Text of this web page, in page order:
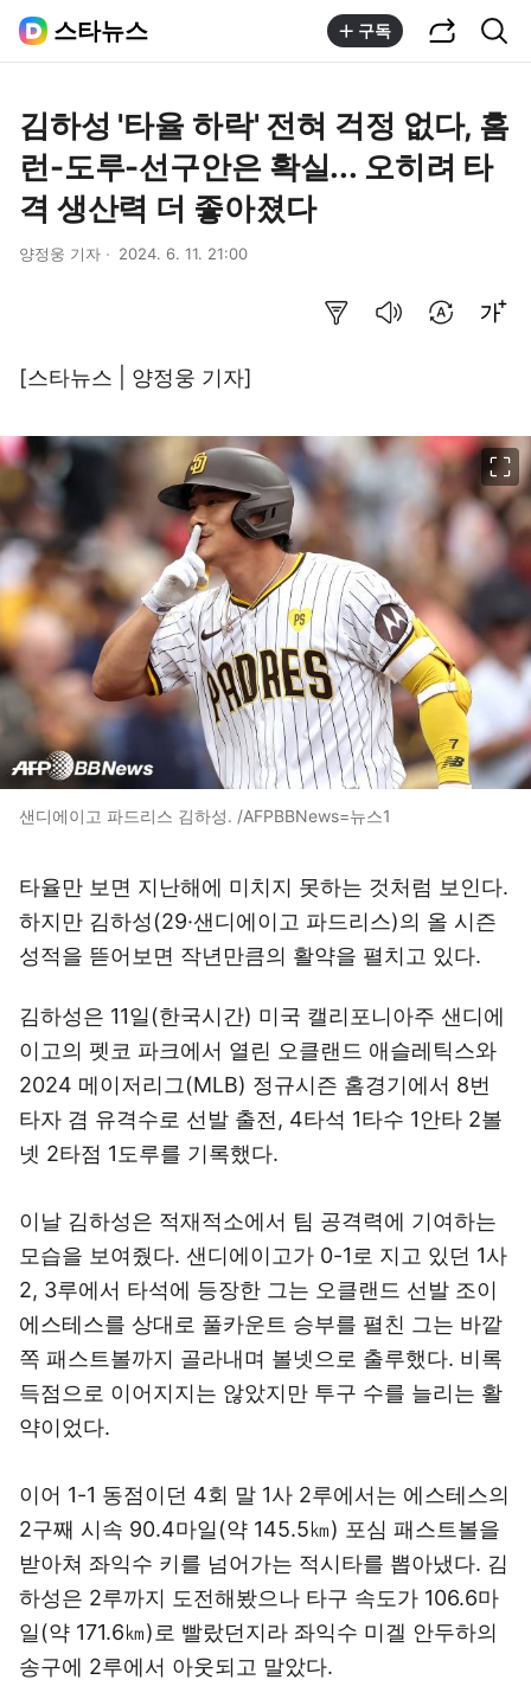
스타뉴스 구독
김하성 '타율 하락' 전혀 걱정 없다, 홈
런-도루-선구안은 확실... 오히려 타
격 생산력 더 좋아졌다
양정웅 기자 2024. 6. 11. 21:00
[스타뉴스 | 양정웅 기자]
샌디에이고 파드리스 김하성. /AFPBBNews=뉴스1
타율만 보면 지난해에 미치지 못하는 것처럼 보인다.
하지만 김하성(29·샌디에이고 파드리스)의 올 시즌
성적을 뜯어보면 작년만큼의 활약을 펼치고 있다.
김하성은 11일(한국시간) 미국 캘리포니아주 샌디에
이고의 펫코 파크에서 열린 오클랜드 애슬레틱스와
2024 메이저리그(MLB) 정규시즌 홈경기에서 8번
타자 겸 유격수로 선발 출전, 4타석 1타수 1안타 2볼
넷 2타점 1도루를 기록했다.
이날 김하성은 적재적소에서 팀 공격력에 기여하는
모습을 보여줬다. 샌디에이고가 0-1로 지고 있던 1사
2, 3루에서 타석에 등장한 그는 오클랜드 선발 조이
에스테스를 상대로 풀카운트 승부를 펼친 그는 바깥
쪽 패스트볼까지 골라내며 볼넷으로 출루했다. 비록
득점으로 이어지지는 않았지만 투구 수를 늘리는 활
약이었다.
이어 1-1 동점이던 4회 말 1사 2루에서는 에스테스의
2구째 시속 90.4마일(약 145.5㎞) 포심 패스트볼을
받아쳐 좌익수 키를 넘어가는 적시타를 뽑아냈다. 김
하성은 2루까지 도전해봤으나 타구 속도가 106.6마
일(약 171.6㎞)로 빨랐던지라 좌익수 미겔 안두하의
송구에 2루에서 아웃되고 말았다.